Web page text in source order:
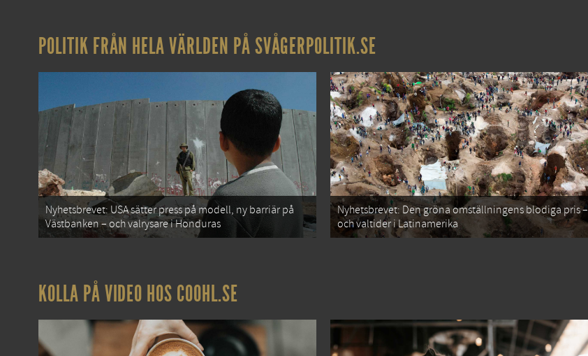
POLITIK FRÅN HELA VÄRLDEN PÅ SVÅGERPOLITIK.SE
Nyhetsbrevet: USA sätter press på modell, ny barriär på
Västbanken – och valrysare i Honduras
Nyhetsbrevet: Den gröna omställningens blodiga pris –
och valtider i Latinamerika
KOLLA PÅ VIDEO HOS COOHL.SE